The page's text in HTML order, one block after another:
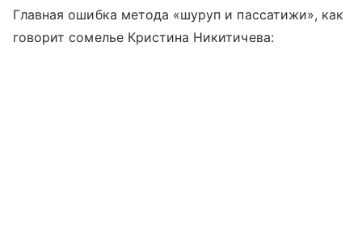
Главная ошибка метода «шуруп и пассатижи», как
говорит сомелье Кристина Никитичева: